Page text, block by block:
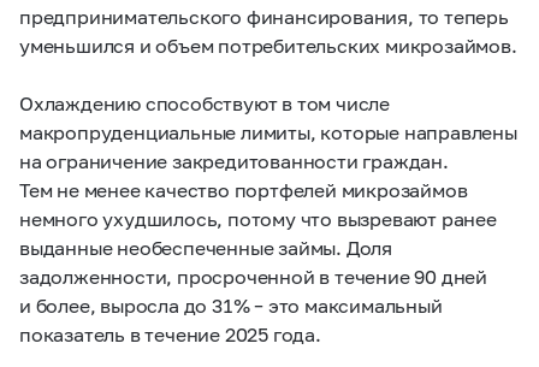
предпринимательского финансирования, то теперь
уменьшился и объем потребительских микрозаймов.
Охлаждению способствуют в том числе
макропруденциальные лимиты, которые направлены
на ограничение закредитованности граждан.
Тем не менее качество портфелей микрозаймов
немного ухудшилось, потому что вызревают ранее
выданные необеспеченные займы. Доля
задолженности, просроченной в течение 90 дней
и более, выросла до 31% – это максимальный
показатель в течение 2025 года.